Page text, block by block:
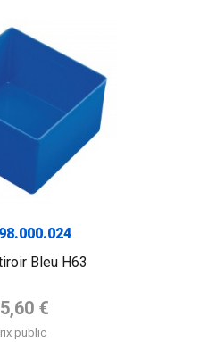
Bleu H63
Prix de base
5,60 €
public